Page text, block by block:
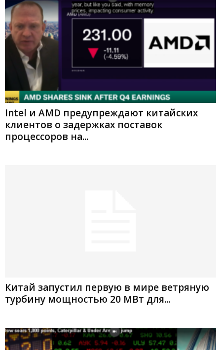
Intel и AMD предупреждают китайских
клиентов о задержках поставок
процессоров на...
Китай запустил первую в мире ветряную
турбину мощностью 20 МВт для...